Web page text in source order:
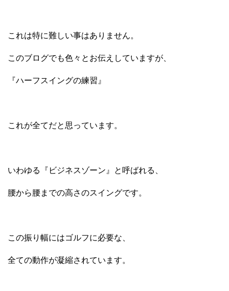
これは特に難しい事はありません。
このブログでも色々とお伝えしていますが、
『ハーフスイングの練習』
これが全てだと思っています。
いわゆる『ビジネスゾーン』と呼ばれる、
腰から腰までの高さのスイングです。
この振り幅にはゴルフに必要な、
全ての動作が凝縮されています。